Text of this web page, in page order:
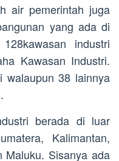
air pemerintah juga
yang ada di
industri
Kawasan Industri.
walaupun 38 lainnya
berada di luar
Kalimantan,
Maluku. Sisanya ada